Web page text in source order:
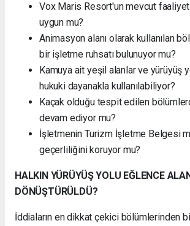
Vox Maris Resort'un mevcut
uygun mu?
Animasyon alanı olarak kullanılan
bir işletme ruhsatı bulunuyor mu?
Kamuya ait yeşil alanlar ve yürüyüş
hukuki dayanakla kullanılabiliyor?
Kaçak olduğu tespit edilen
devam ediyor mu?
İşletmenin Turizm İşletme Belgesi
geçerliliğini koruyor mu?
HALKIN YÜRÜYÜŞ YOLU EĞLENCE
DÖNÜŞTÜRÜLDÜ?
İddiaların en dikkat çekici bölümlerinden